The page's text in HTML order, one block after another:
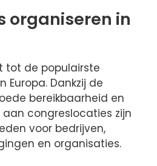
organiseren in
tot de populairste
Europa. Dankzij de
bereikbaarheid en
congreslocaties zijn
voor bedrijven,
en organisaties.